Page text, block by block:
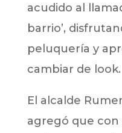
acudido al
barrio’,
peluquería y
cambiar de look.
El alcalde
agregó que con